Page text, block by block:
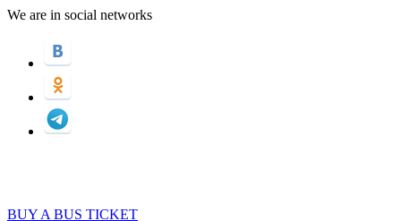
We are in social networks
BUY A BUS TICKET